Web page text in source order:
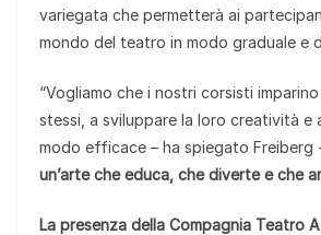
variegata che permetterà ai
mondo del teatro in modo graduale e
“Vogliamo che i nostri corsisti
stessi, a sviluppare la loro creatività e
modo efficace – ha spiegato Freiberg
un’arte che educa, che diverte e che
La presenza della Compagnia Teatro